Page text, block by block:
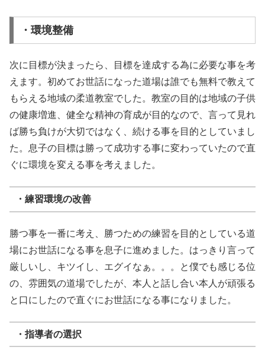
・環境整備
次に目標が決まったら、目標を達成する為に必要な事を考
えます。初めてお世話になった道場は誰でも無料で教えて
もらえる地域の柔道教室でした。教室の目的は地域の子供
の健康増進、健全な精神の育成が目的なので、言って見れ
ば勝ち負けが大切ではなく、続ける事を目的としていまし
た。息子の目標は勝って成功する事に変わっていたので直
ぐに環境を変える事を考えました。
・練習環境の改善
勝つ事を一番に考え、勝つための練習を目的としている道
場にお世話になる事を息子に進めました。はっきり言って
厳しいし、キツイし、エグイなぁ。。。と僕でも感じる位
の、雰囲気の道場でしたが、本人と話し合い本人が頑張る
と口にしたので直ぐにお世話になる事になりました。
・指導者の選択